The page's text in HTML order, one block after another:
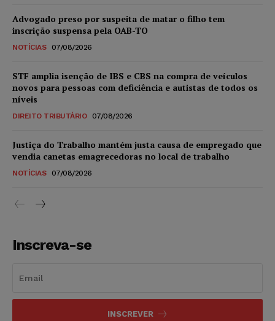
Advogado preso por suspeita de matar o filho tem
inscrição suspensa pela OAB-TO
NOTÍCIAS 07/08/2026
STF amplia isenção de IBS e CBS na compra de veículos
novos para pessoas com deficiência e autistas de todos os
níveis
DIREITO TRIBUTÁRIO 07/08/2026
Justiça do Trabalho mantém justa causa de empregado que
vendia canetas emagrecedoras no local de trabalho
NOTÍCIAS 07/08/2026
Inscreva-se
INSCREVER